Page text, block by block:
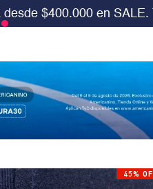
el cód:SURA30Aplica
45%